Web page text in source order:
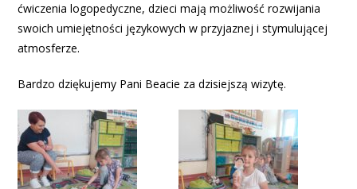
ćwiczenia logopedyczne, dzieci mają możliwość rozwijania
swoich umiejętności językowych w przyjaznej i stymulującej
atmosferze.
Bardzo dziękujemy Pani Beacie za dzisiejszą wizytę.